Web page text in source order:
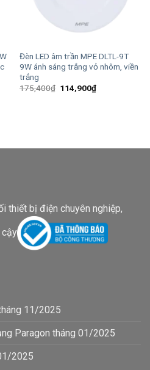
Đèn LED âm trần MPE DLTL-9T
9W ánh sáng trắng vỏ nhôm, viền
trắng
175,400₫ Giá
114,900₫Giá
hiện
thiết bị điện chuyên nghiệp,
cậy
11/2025
Paragon tháng 01/2025
2025